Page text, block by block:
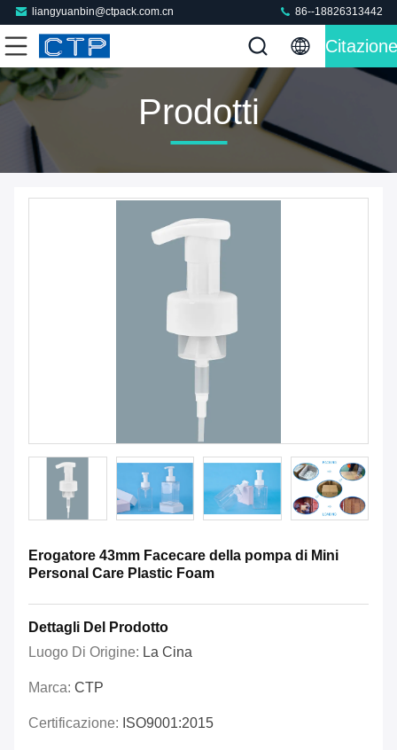
liangyuanbin@ctpack.com.cn 86--18826313442
Citazione
Prodotti
Erogatore 43mm Facecare della pompa di Mini
Personal Care Plastic Foam
Dettagli Del Prodotto
Luogo Di Origine: La Cina
Marca: CTP
Certificazione: ISO9001:2015